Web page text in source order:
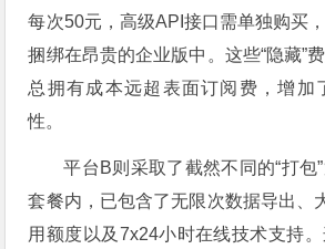
每次50元，高级API接口需单独购买
捆绑在昂贵的企业版中。这些“隐藏”
总拥有成本远超表面订阅费，增加
性。
平台B则采取了截然不同的“打包
套餐内，已包含了无限次数据导出、
用额度以及7x24小时在线技术支持